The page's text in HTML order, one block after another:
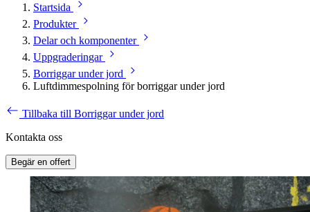
Startsida
Produkter
Delar och komponenter
Uppgraderingar
Borriggar under jord
Luftdimmespolning för borriggar under jord
Tillbaka till Borriggar under jord
Kontakta oss
Begär en offert